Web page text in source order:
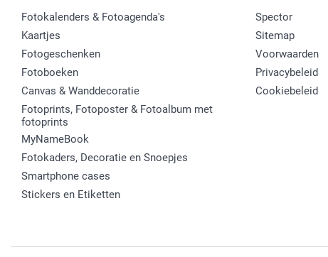
Fotokalenders & Fotoagenda's
Kaartjes
Fotogeschenken
Fotoboeken
Canvas & Wanddecoratie
Fotoprints, Fotoposter & Fotoalbum met
fotoprints
MyNameBook
Fotokaders, Decoratie en Snoepjes
Smartphone cases
Stickers en Etiketten
Spector
Sitemap
Voorwaarden
Privacybeleid
Cookiebeleid